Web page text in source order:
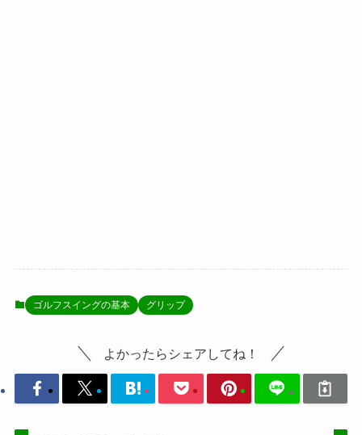
ゴルフスイングの基本 グリップ
よかったらシェアしてね！